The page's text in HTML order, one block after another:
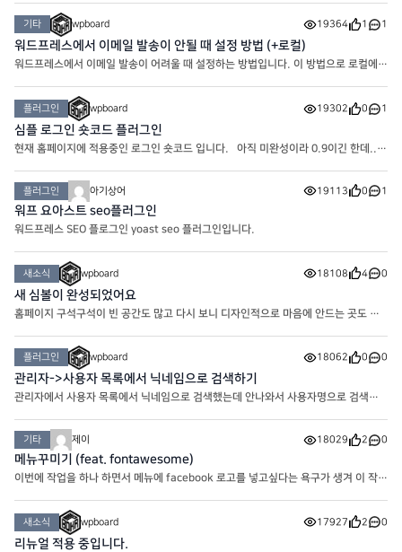
이아웃 입니다. 같은 폴더에 CSS에 원하시는 대로 코드를 적용
기타 wpboard 19364 1 1
워드프레스에서 이메일 발송이 안될 때 설정 방법 (+로컬)
워드프레스에서 이메일 발송이 어려울 때 설정하는 방법입니다. 이 방법으로 로컬에서
주세요. 설치하시면 최초로 나오는 화면 제일 아래에 SKIP을 누
플러그인 wpboard 19302 0 1
심플 로그인 숏코드 플러그인
현재 홈페이지에 적용중인 로그인 숏코드 입니다. 아직 미완성이라 0.9이긴 한데..
Logged out은 로그인 전 레이아웃이고 Logged in은 로그
플러그인 아기상어 19113 0 1
워프 요아스트 seo플러그인
워드프레스 SEO 플로그인 yoast seo 플러그인입니다.
새소식 wpboard 18108 4 0
새 심볼이 완성되었어요
홈페이지 구석구석이 빈 공간도 많고 다시 보니 디자인적으로 마음에 안드는 곳도 많
플러그인 wpboard 18062 0 0
관리자->사용자 목록에서 닉네임으로 검색하기
관리자에서 사용자 목록에서 닉네임으로 검색했는데 안나와서 사용자명으로 검색하
미가 없고 우리가 찾고 싶은건 이름이나 닉네임이라..
기타 제이 18029 2 0
메뉴꾸미기 (feat. fontawesome)
이번에 작업을 하나 하면서 메뉴에 facebook 로고를 넣고싶다는 욕구가 생겨 이 작업
르겠는데 메뉴에 추가하는 거는 잘 모르겠더라구요. 그래서
새소식 wpboard 17927 2 0
리뉴얼 적용 중입니다.